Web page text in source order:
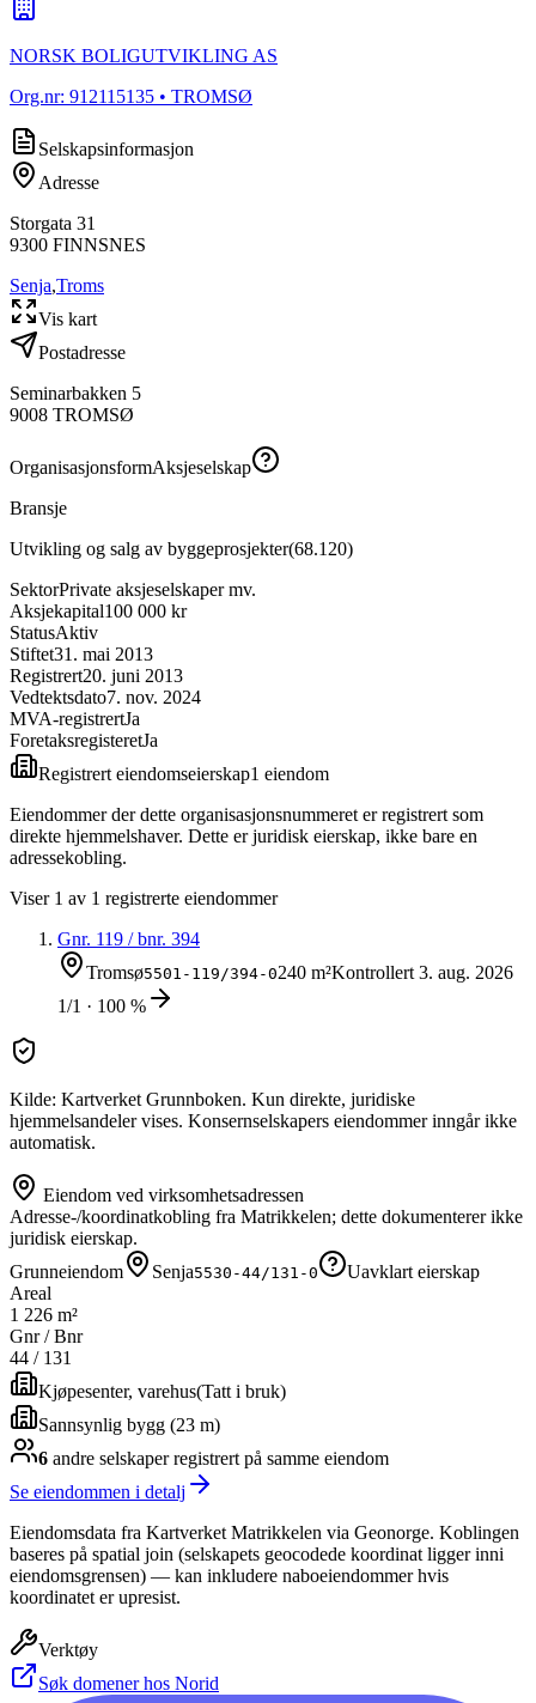
NORSK BOLIGUTVIKLING AS
Org.nr: 912115135 • TROMSØ
Selskapsinformasjon
Adresse
Storgata 31
9300 FINNSNES
Senja,Troms
Vis kart
Postadresse
Seminarbakken 5
9008 TROMSØ
OrganisasjonsformAksjeselskap
Bransje
Utvikling og salg av byggeprosjekter(68.120)
SektorPrivate aksjeselskaper mv.
Aksjekapital100 000 kr
StatusAktiv
Stiftet31. mai 2013
Registrert20. juni 2013
Vedtektsdato7. nov. 2024
MVA-registrertJa
ForetaksregisteretJa
Registrert eiendomseierskap1 eiendom
Eiendommer der dette organisasjonsnummeret er registrert som
direkte hjemmelshaver. Dette er juridisk eierskap, ikke bare en
adressekobling.
Viser 1 av 1 registrerte eiendommer
Gnr. 119 / bnr. 394
Tromsø5501-119/394-0240 m²Kontrollert 3. aug. 2026
1/1 · 100 %
Kilde: Kartverket Grunnboken. Kun direkte, juridiske
hjemmelsandeler vises. Konsernselskapers eiendommer inngår ikke
automatisk.
Eiendom ved virksomhetsadressen
Adresse-/koordinatkobling fra Matrikkelen; dette dokumenterer ikke
juridisk eierskap.
Grunneiendom
Senja5530-44/131-0
Uavklart eierskap
Areal
1 226 m²
Gnr / Bnr
44 / 131
Kjøpesenter, varehus(Tatt i bruk)
Sannsynlig bygg (23 m)
6 andre selskaperregistrert på samme eiendom
Se eiendommen i detalj
Eiendomsdata fra Kartverket Matrikkelen via Geonorge. Koblingen
baseres på spatial join (selskapets geocodede koordinat ligger inni
eiendomsgrensen) — kan inkludere naboeiendommer hvis
koordinatet er upresist.
Verktøy
Søk domener hos Norid